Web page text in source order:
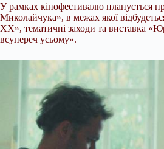
У рамках кінофестивалю планується
Миколайчука», в межах якої
ХХ», тематичні заходи та виставка
всупереч усьому».